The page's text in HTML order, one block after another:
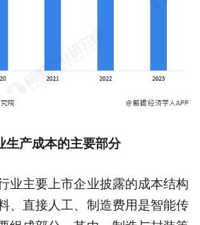
生产成本的主要部分
业主要上市企业披露的成本结构
、直接人工、制造费用是智能传